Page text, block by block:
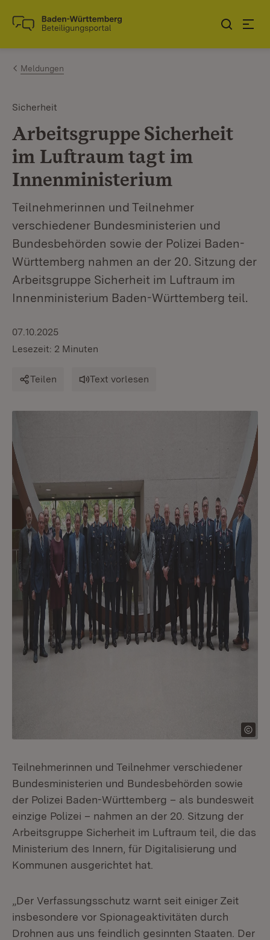
Zum Inhalt springen
Link zur Startseite
Meldungen
Sicherheit
Arbeitsgruppe Sicherheit
im Luftraum tagt im
Innenministerium
Teilnehmerinnen und Teilnehmer
verschiedener Bundesministerien und
Bundesbehörden sowie der Polizei Baden-
Württemberg nahmen an der 20. Sitzung der
Arbeitsgruppe Sicherheit im Luftraum im
Innenministerium Baden-Württemberg teil.
07.10.2025
Lesezeit: 2 Minuten
Teilen Text vorlesen
Teilnehmerinnen und Teilnehmer verschiedener
Bundesministerien und Bundesbehörden sowie
der Polizei Baden-Württemberg – als bundesweit
einzige Polizei – nahmen an der 20. Sitzung der
Arbeitsgruppe Sicherheit im Luftraum teil, die das
Ministerium des Innern, für Digitalisierung und
Kommunen ausgerichtet hat.
„Der Verfassungsschutz warnt seit einiger Zeit
insbesondere vor Spionageaktivitäten durch
Drohnen aus uns feindlich gesinnten Staaten. Der